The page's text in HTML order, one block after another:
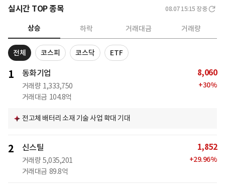
실시간 TOP 종목 08.07 15:15 장중
상승 하락 거래대금 거래량
전체 코스피 코스닥 ETF
1 동화기업
거래량 1,333,750
거래대금 104.8억
8,060
+30%
전고체 배터리 소재 기술 사업 확대 기대
2 신스틸
거래량 5,035,201
거래대금 89.8억
1,852
+29.96%